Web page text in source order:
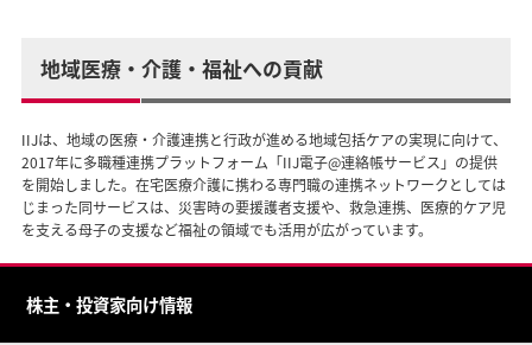
地域医療・介護・福祉への貢献
IIJは、地域の医療・介護連携と行政が進める地域包括ケアの実現に向けて、
2017年に多職種連携プラットフォーム「IIJ電子@連絡帳サービス」の提供
を開始しました。在宅医療介護に携わる専門職の連携ネットワークとしては
じまった同サービスは、災害時の要援護者支援や、救急連携、医療的ケア児
を支える母子の支援など福祉の領域でも活用が広がっています。
株主・投資家向け情報